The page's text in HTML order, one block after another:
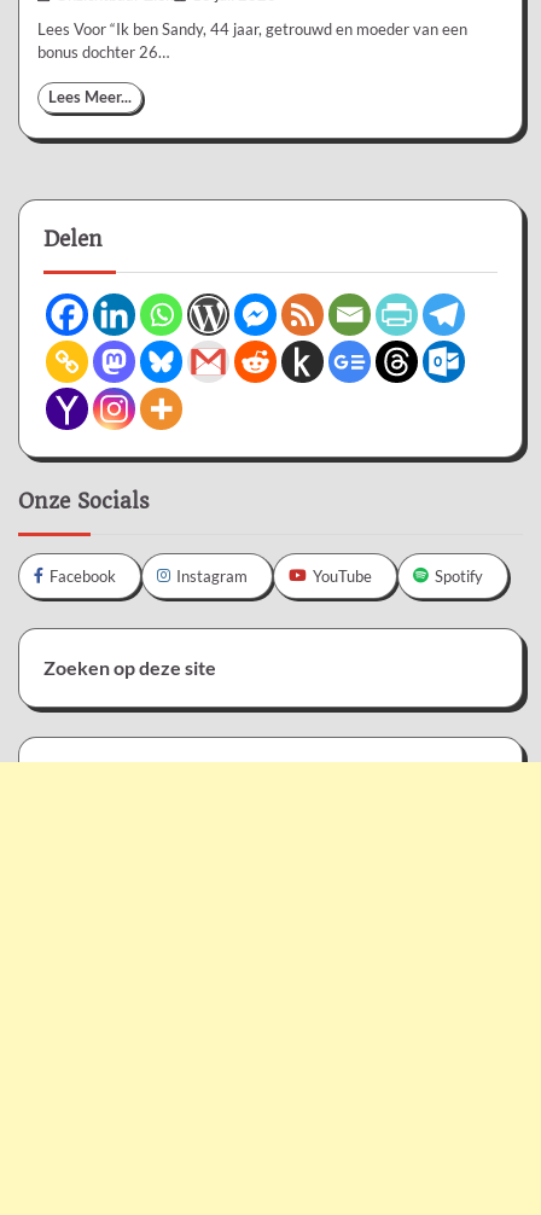
Lees Voor “Ik ben Sandy, 44 jaar, getrouwd en moeder van een
bonus dochter 26…
Lees Meer...
Delen
Onze Socials
Facebook Instagram YouTube Spotify
Zoeken op deze site